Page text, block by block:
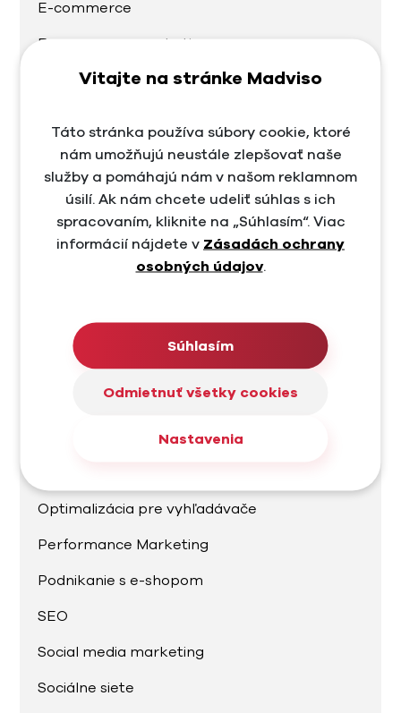
E-commerce
E-commerce marketing
Facebook
Google Ads
Grafika
Instagram
Marketing
Marketing pre vyhľadávače
Marketingové nástroje
Optimalizácia pre vyhľadávače
Performance Marketing
Podnikanie s e-shopom
SEO
Social media marketing
Sociálne siete
Vitajte na stránke Madviso
Táto stránka používa súbory cookie, ktoré
nám umožňujú neustále zlepšovať naše
služby a pomáhajú nám v našom reklamnom
úsilí. Ak nám chcete udeliť súhlas s ich
spracovaním, kliknite na „Súhlasím“. Viac
informácií nájdete vZásadách ochrany
osobných údajov.
Súhlasím
Odmietnuť všetky cookies
Nastavenia